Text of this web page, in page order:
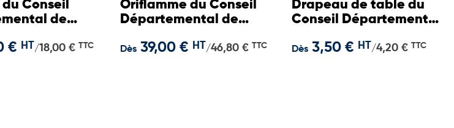
Conseil
de
€ HT/18,00 € TTC
Oriflamme du Conseil
Départemental de
Dès 39,00 € HT/46,80 € TTC
Drapeau de table du
Conseil Départemental
Dès 3,50 € HT/4,20 € TTC